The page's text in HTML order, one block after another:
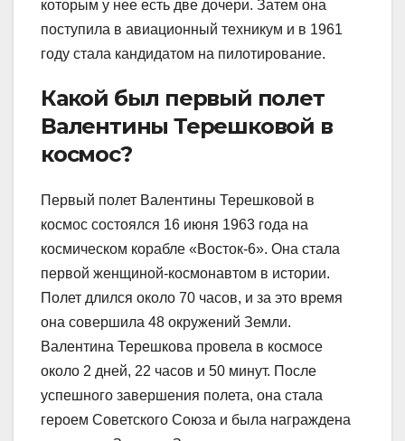
которым у нее есть две дочери. Затем она
поступила в авиационный техникум и в 1961
году стала кандидатом на пилотирование.
Какой был первый полет
Валентины Терешковой в
космос?
Первый полет Валентины Терешковой в
космос состоялся 16 июня 1963 года на
космическом корабле «Восток-6». Она стала
первой женщиной-космонавтом в истории.
Полет длился около 70 часов, и за это время
она совершила 48 окружений Земли.
Валентина Терешкова провела в космосе
около 2 дней, 22 часов и 50 минут. После
успешного завершения полета, она стала
героем Советского Союза и была награждена